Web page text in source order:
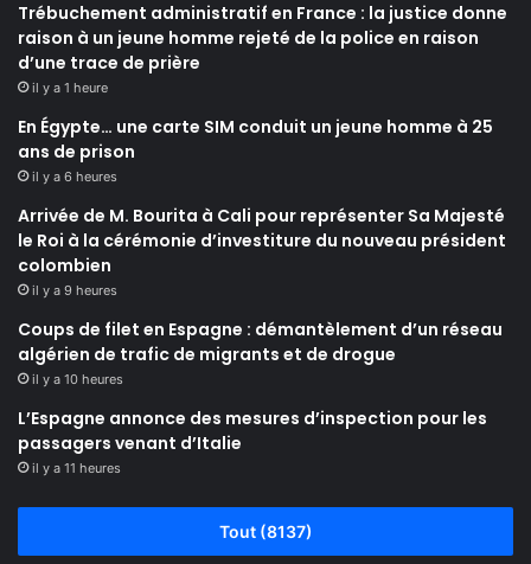
Trébuchement administratif en France : la justice donne
raison à un jeune homme rejeté de la police en raison
d’une trace de prière
il y a 1 heure
En Égypte… une carte SIM conduit un jeune homme à 25
ans de prison
il y a 6 heures
Arrivée de M. Bourita à Cali pour représenter Sa Majesté
le Roi à la cérémonie d’investiture du nouveau président
colombien
il y a 9 heures
Coups de filet en Espagne : démantèlement d’un réseau
algérien de trafic de migrants et de drogue
il y a 10 heures
L’Espagne annonce des mesures d’inspection pour les
passagers venant d’Italie
il y a 11 heures
Tout (8137)